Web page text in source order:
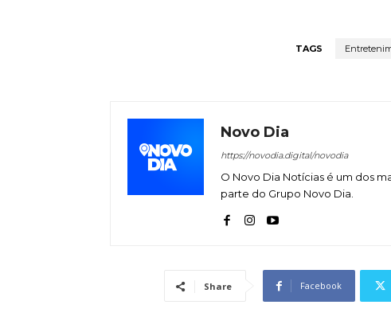
TAGS
Novo Dia
https://novodia.digital/novodia
O Novo Dia Notícias é um dos
parte do Grupo Novo Dia.
Share Facebook